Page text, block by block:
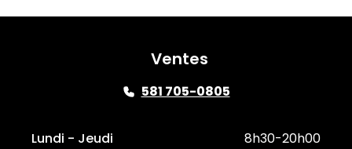
Ventes
581 705-0805
Lundi - Jeudi 8h30-20h00